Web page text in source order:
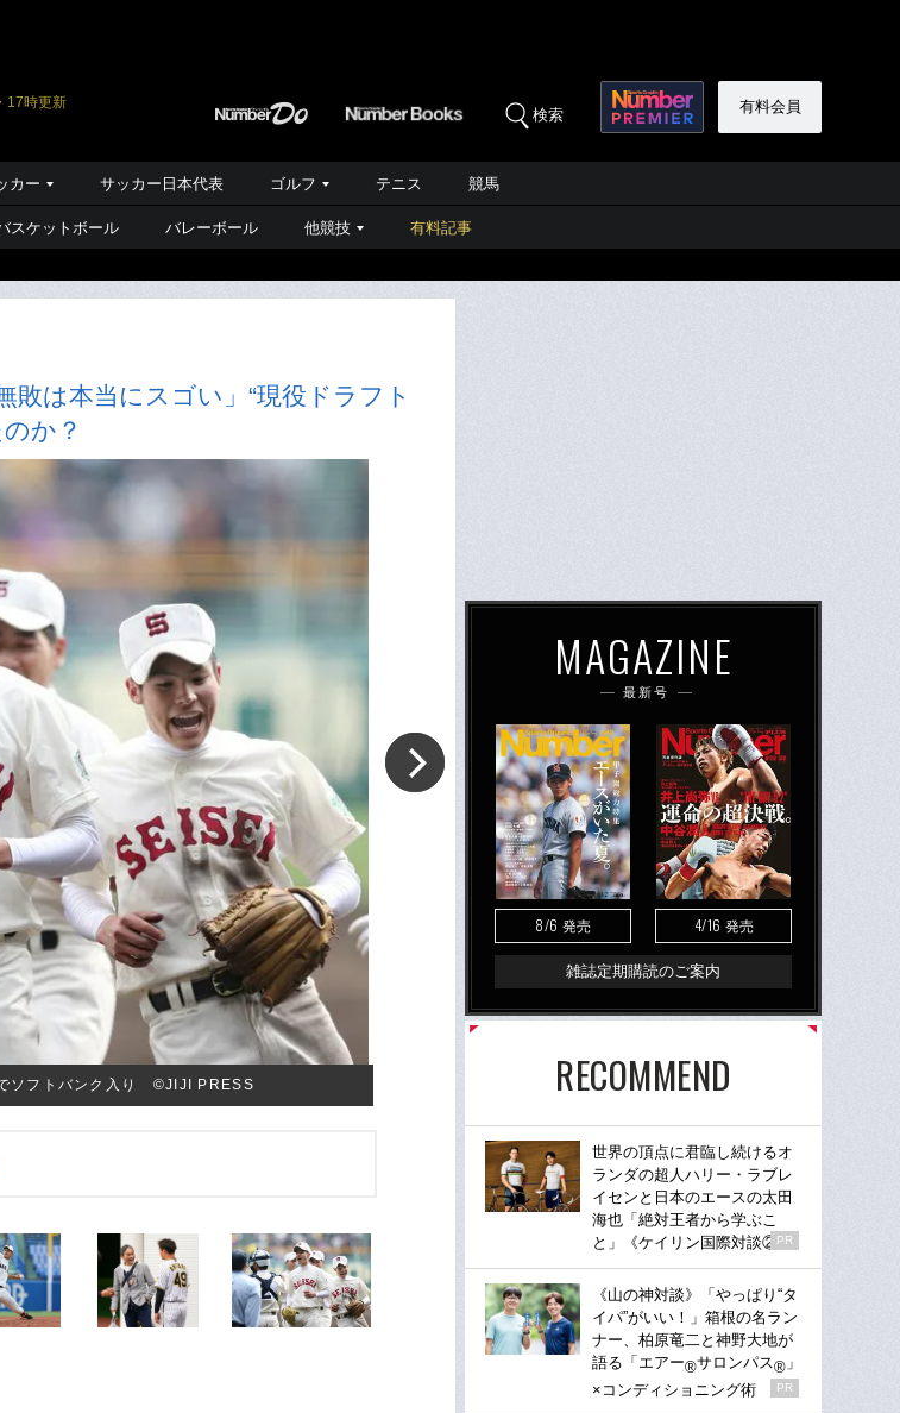
17時更新
検索 有料会員
カー サッカー日本代表 ゴルフ テニス 競馬
スケットボール バレーボール 他競技 有料記事
は本当にスゴい」“現役ドラフト
か？
ソフトバンク入り ©JIJI PRESS
MAGAZINE
最新号
8/6 発売 4/16 発売
雑誌定期購読のご案内
RECOMMEND
世界の頂点に君臨し続けるオ
ランダの超人ハリー・ラブレ
イセンと日本のエースの太田
海也「絶対王者から学ぶこ
と」《ケイリン国際対談②》
PR
《山の神対談》「やっぱり“タ
イパ”がいい！」箱根の名ラン
ナー、柏原竜二と神野大地が
語る「エアー®サロンパス® 」
×コンディショニング術
PR